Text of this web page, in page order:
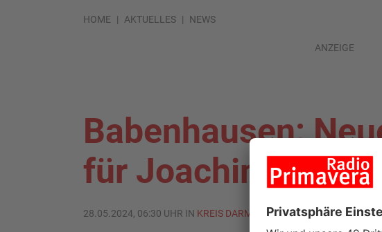
HOME AKTUELLES NEWS
ANZEIGE
Babenhausen:
für Joachim-
28.05.2024, 06:30 UHR IN KREIS DARMSTADT-DIEBURG